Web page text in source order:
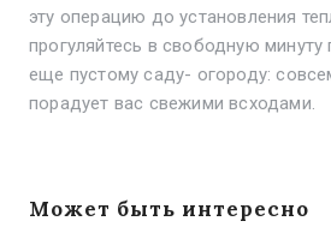
эту операцию до установления
прогуляйтесь в свободную
еще пустому саду- огороду:
порадует вас свежими всходами.
Может быть интересно